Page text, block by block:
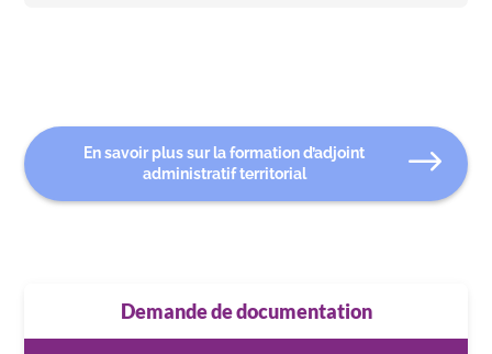
En savoir plus sur la formation d’adjoint
administratif territorial
Demande de documentation